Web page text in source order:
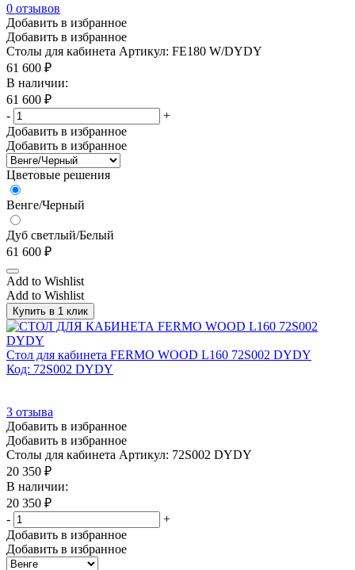
0 отзывов
Добавить в избранное
Добавить в избранное
Столы для кабинета Артикул: FE180 W/DYDY
61 600 ₽
В наличии:
61 600 ₽
-
+
Добавить в избранное
Добавить в избранное
Цветовые решения
Венге/Черный
Дуб светлый/Белый
61 600 ₽
Add to Wishlist
Add to Wishlist
Купить в 1 клик
Стол для кабинета FERMO WOOD L160 72S002 DYDY
Код: 72S002 DYDY
3 отзыва
Добавить в избранное
Добавить в избранное
Столы для кабинета Артикул: 72S002 DYDY
20 350 ₽
В наличии:
20 350 ₽
-
+
Добавить в избранное
Добавить в избранное